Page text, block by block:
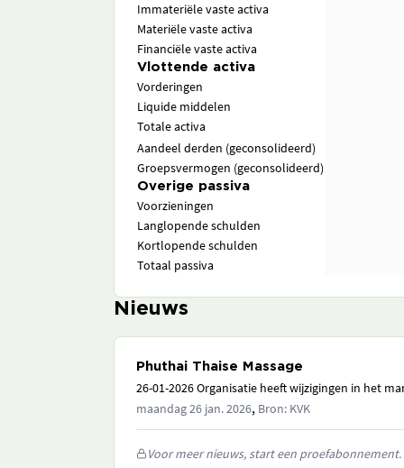
Immateriële vaste activa
Materiële vaste activa
Financiële vaste activa
Vlottende activa
Vorderingen
Liquide middelen
Totale activa
Aandeel derden (geconsolideerd)
Groepsvermogen (geconsolideerd)
Overige passiva
Voorzieningen
Langlopende schulden
Kortlopende schulden
Totaal passiva
Nieuws
Phuthai Thaise Massage
26-01-2026 Organisatie heeft wijzigingen in het
maandag 26 jan. 2026, Bron: KVK
Voor meer nieuws, start een proefabonnement.